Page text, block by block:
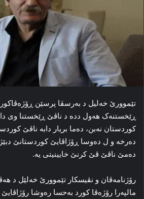
تێموورێ خه‌لیل د به‌رسڤا پرسێن
ڕێخستنه‌ک هه‌ول دده‌ د ناڤێ ڕێخستنا وی دا
کوردستان نەبن، ده‌ما بریار دابە ناڤێ
ده‌رخه‌ و ل دەوسا ڕۆژاڤایێ کوردستانێ
ده‌مێ ناڤێ ڤێ کرنێ خایینیتی یه‌.
رۆژنامەڤان و نڤیسكار تێموورێ خەلێل د
مالپەرا رۆژەڤا كورد بەحسا رەوشا